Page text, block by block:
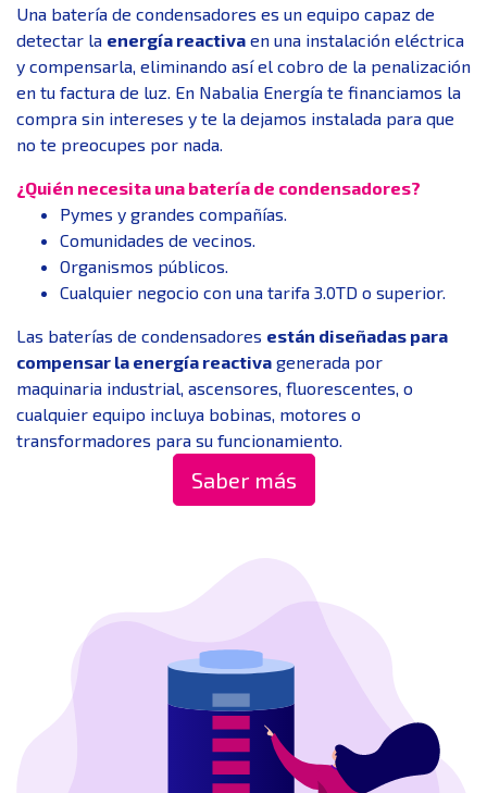
Una batería de condensadores es un equipo capaz de
detectar la energía reactiva en una instalación eléctrica
y compensarla, eliminando así el cobro de la penalización
en tu factura de luz. En Nabalia Energía te financiamos la
compra sin intereses y te la dejamos instalada para que
no te preocupes por nada.
¿Quién necesita una batería de condensadores?
Pymes y grandes compañías.
Comunidades de vecinos.
Organismos públicos.
Cualquier negocio con una tarifa 3.0TD o superior.
Las baterías de condensadores están diseñadas para
compensar la energía reactiva generada por
maquinaria industrial, ascensores, fluorescentes, o
cualquier equipo incluya bobinas, motores o
transformadores para su funcionamiento.
Saber más